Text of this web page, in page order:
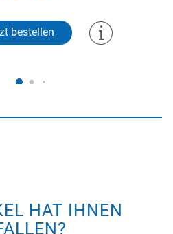
bestellen
HAT IHNEN